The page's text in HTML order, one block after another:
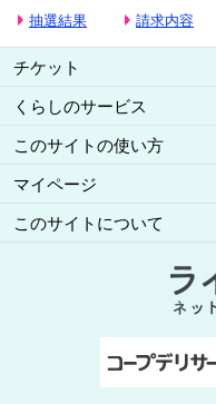
抽選結果
請求内容
チケット
くらしのサービス
このサイトの使い方
マイページ
このサイトについて